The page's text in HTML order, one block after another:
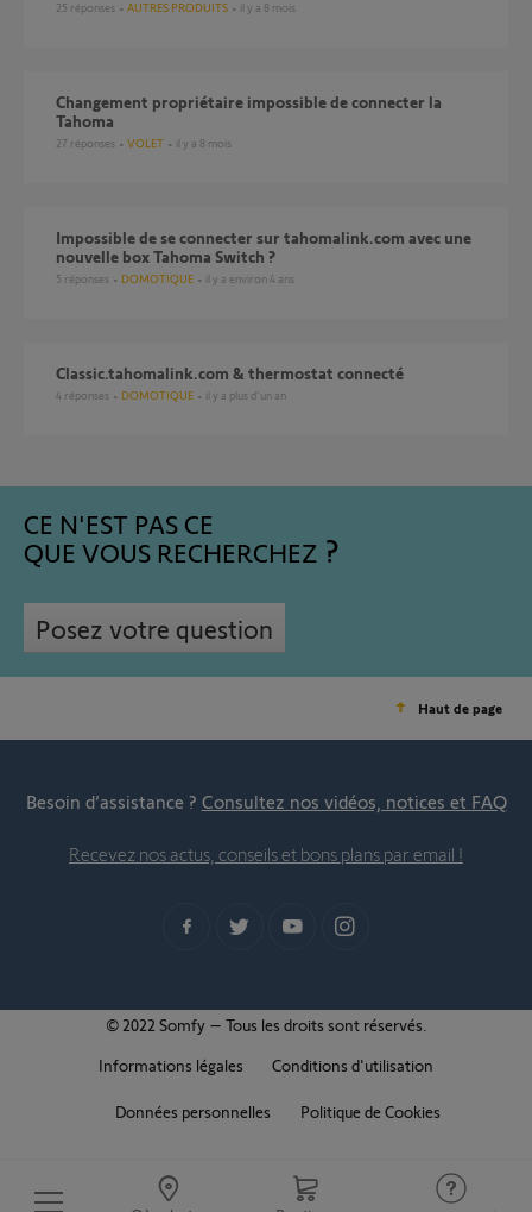
25 réponses AUTRES PRODUITS il y a 8 mois
Changement propriétaire impossible de connecter la
Tahoma
27 réponses VOLET il y a 8 mois
Impossible de se connecter sur tahomalink.com avec une
nouvelle box Tahoma Switch ?
5 réponses DOMOTIQUE il y a environ 4 ans
classic.tahomalink.com & thermostat connecté
4 réponses DOMOTIQUE il y a plus d'un an
CE N'EST PAS CE
QUE VOUS RECHERCHEZ
Posez votre question
Haut de page
Besoin d’assistance ? Consultez nos vidéos, notices et FAQ
Recevez nos actus, conseils et bons plans par email !
© 2022 Somfy – Tous les droits sont réservés.
Informations légales
Conditions d'utilisation
Données personnelles Politique de Cookies